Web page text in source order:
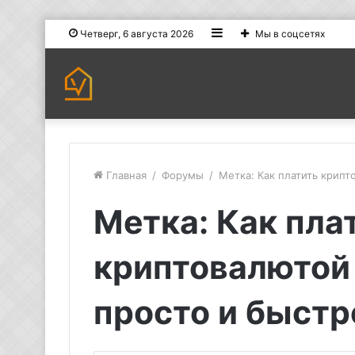
Четверг, 6 августа 2026 SidebarМы в соцсетях
Главная / Форумы / Метка: Как платить
Метка: Как
просто и